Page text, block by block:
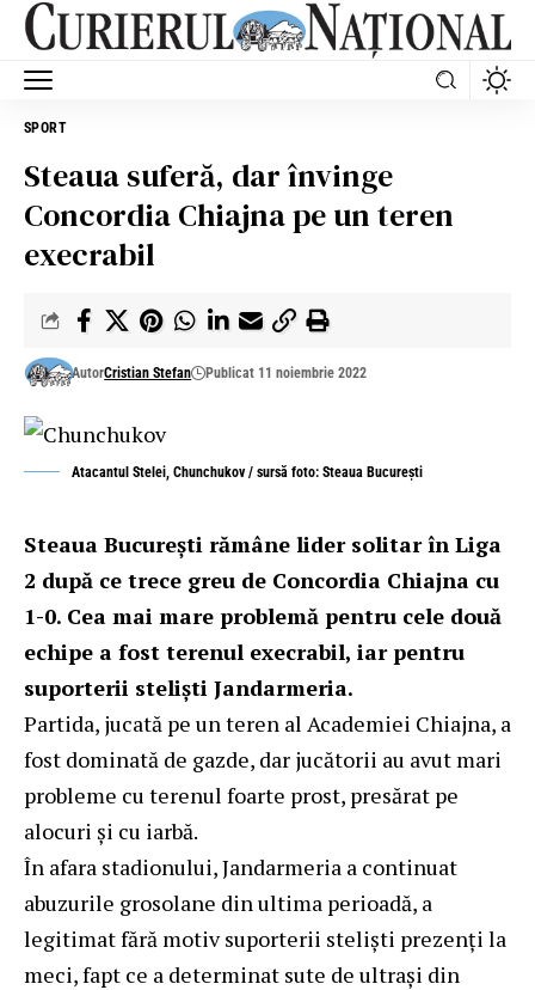
SPORT
Steaua suferă, dar învinge
Concordia Chiajna pe un teren
execrabil
AutorCristian Stefan Publicat 11 noiembrie 2022
Atacantul Stelei, Chunchukov / sursă foto: Steaua București
Steaua București rămâne lider solitar în Liga
2 după ce trece greu de Concordia Chiajna cu
1-0. Cea mai mare problemă pentru cele două
echipe a fost terenul execrabil, iar pentru
suporterii steliști Jandarmeria.
Partida, jucată pe un teren al Academiei Chiajna, a
fost dominată de gazde, dar jucătorii au avut mari
probleme cu terenul foarte prost, presărat pe
alocuri și cu iarbă.
În afara stadionului,Jandarmeria a continuat
abuzurile grosolane din ultima perioadă, a
legitimat fără motiv suporterii steliști prezenți la
meci, fapt ce a determinat sute de ultrași din